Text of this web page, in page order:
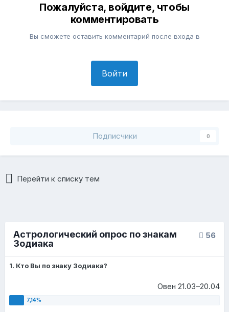
Пожалуйста, войдите, чтобы
комментировать
Вы сможете оставить комментарий после входа в
Войти
Подписчики 0
Перейти к списку тем
56
Астрологический опрос по знакам
Зодиака
1. Кто Вы по знаку Зодиака?
Овен 21.03–20.04